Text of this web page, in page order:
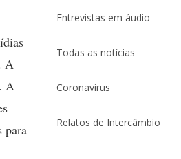
A
A
para
Entrevistas em áudio
Todas as notícias
Coronavirus
Relatos de Intercâmbio